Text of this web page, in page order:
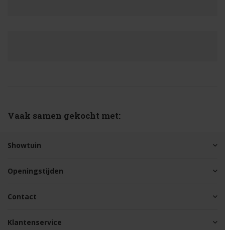
Vaak samen gekocht met:
Showtuin
Openingstijden
Contact
Klantenservice